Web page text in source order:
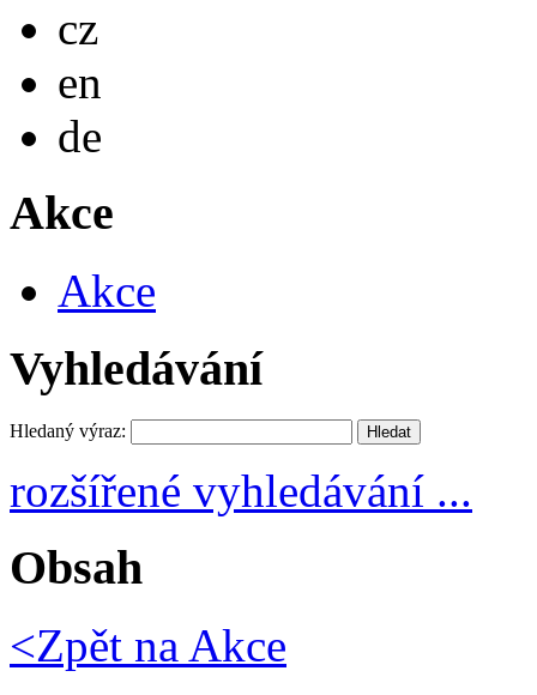
cz
en
de
Akce
Akce
Vyhledávání
Hledaný výraz:
rozšířené vyhledávání ...
Obsah
<Zpět na Akce